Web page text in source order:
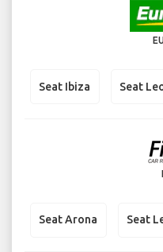
Seat Ibiza Seat
Seat Arona Seat